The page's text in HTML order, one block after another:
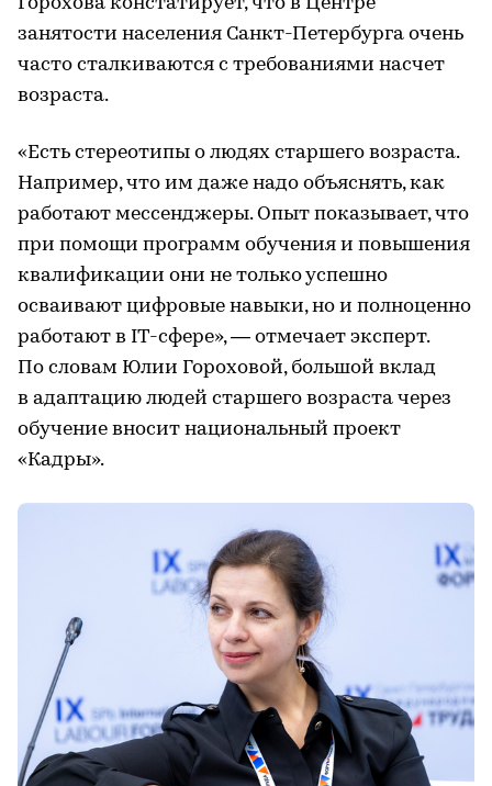
занятости населения Санкт-Петербурга очень
часто сталкиваются с требованиями насчет
возраста.
«Есть стереотипы о людях старшего возраста.
Например, что им даже надо объяснять, как
работают мессенджеры. Опыт показывает, что
при помощи программ обучения и повышения
квалификации они не только успешно
осваивают цифровые навыки, но и полноценно
работают в IT-сфере», — отмечает эксперт.
По словам Юлии Гороховой, большой вклад
в адаптацию людей старшего возраста через
обучение вносит национальный проект
«Кадры».